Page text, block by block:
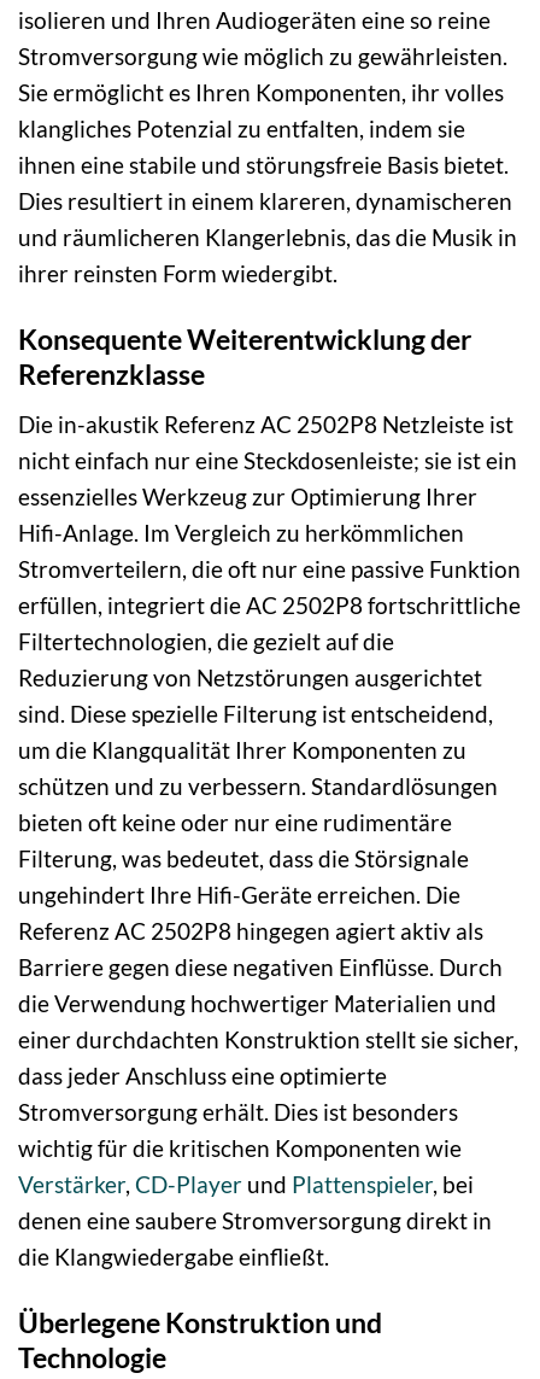
isolieren und Ihren Audiogeräten eine so reine
Stromversorgung wie möglich zu gewährleisten.
Sie ermöglicht es Ihren Komponenten, ihr volles
klangliches Potenzial zu entfalten, indem sie
ihnen eine stabile und störungsfreie Basis bietet.
Dies resultiert in einem klareren, dynamischeren
und räumlicheren Klangerlebnis, das die Musik in
ihrer reinsten Form wiedergibt.
Konsequente Weiterentwicklung der
Referenzklasse
Die in-akustik Referenz AC 2502P8 Netzleiste ist
nicht einfach nur eine Steckdosenleiste; sie ist ein
essenzielles Werkzeug zur Optimierung Ihrer
Hifi-Anlage. Im Vergleich zu herkömmlichen
Stromverteilern, die oft nur eine passive Funktion
erfüllen, integriert die AC 2502P8 fortschrittliche
Filtertechnologien, die gezielt auf die
Reduzierung von Netzstörungen ausgerichtet
sind. Diese spezielle Filterung ist entscheidend,
um die Klangqualität Ihrer Komponenten zu
schützen und zu verbessern. Standardlösungen
bieten oft keine oder nur eine rudimentäre
Filterung, was bedeutet, dass die Störsignale
ungehindert Ihre Hifi-Geräte erreichen. Die
Referenz AC 2502P8 hingegen agiert aktiv als
Barriere gegen diese negativen Einflüsse. Durch
die Verwendung hochwertiger Materialien und
einer durchdachten Konstruktion stellt sie sicher,
dass jeder Anschluss eine optimierte
Stromversorgung erhält. Dies ist besonders
wichtig für die kritischen Komponenten wie
Verstärker, CD-Player und Plattenspieler, bei
denen eine saubere Stromversorgung direkt in
die Klangwiedergabe einfließt.
Überlegene Konstruktion und
Technologie